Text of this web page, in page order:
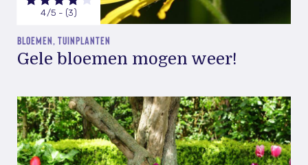
4/5 - (3)
BLOEMEN, TUINPLANTEN
Gele bloemen mogen weer!